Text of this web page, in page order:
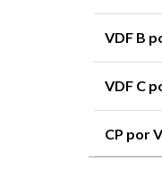
VDF B
VDF C
CP por